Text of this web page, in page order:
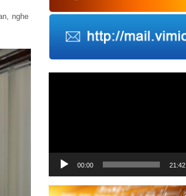
nghe
00:00 21:42